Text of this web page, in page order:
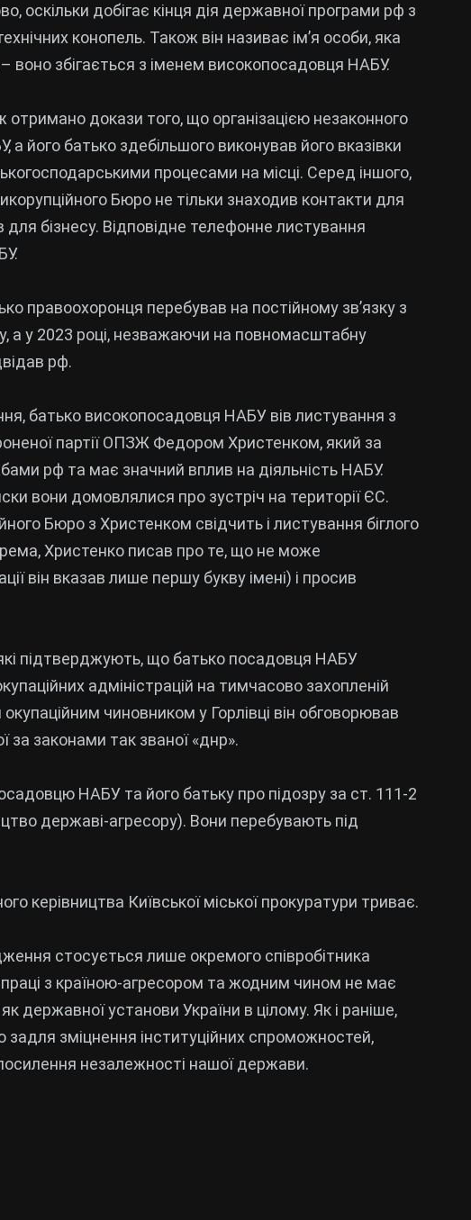
оскільки добігає кінця дія державної програми рф з
конопель. Також він називає ім’я особи, яка
воно збігається з іменем високопосадовця НАБУ.
отримано докази того, що організацією незаконного
а його батько здебільшого виконував його вказівки
процесами на місці. Серед іншого,
Бюро не тільки знаходив контакти для
для бізнесу. Відповідне телефонне листування
правоохоронця перебував на постійному зв’язку з
у 2023 році, незважаючи на повномасштабну
рф.
батько високопосадовця НАБУ вів листування з
партії ОПЗЖ Федором Христенком, який за
рф та має значний вплив на діяльність НАБУ.
вони домовлялися про зустріч на території ЄС.
Бюро з Христенком свідчить і листування біглого
Христенко писав про те, що не може
він вказав лише першу букву імені) і просив
підтверджують, що батько посадовця НАБУ
адміністрацій на тимчасово захопленій
окупаційним чиновником у Горлівці він обговорював
за законами так званої «днр».
НАБУ та його батьку про підозру за ст. 111-2
державі-агресору). Вони перебувають під
керівництва Київської міської прокуратури триває.
стосується лише окремого співробітника
з країною-агресором та жодним чином не має
державної установи України в цілому. Як і раніше,
зміцнення інституційних спроможностей,
незалежності нашої держави.